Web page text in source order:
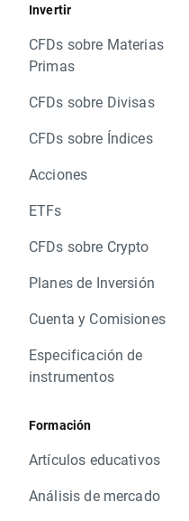
Invertir
CFDs sobre Materias
Primas
CFDs sobre Divisas
CFDs sobre Índices
Acciones
ETFs
CFDs sobre Crypto
Planes de Inversión
Cuenta y Comisiones
Especificación de
instrumentos
Formación
Artículos educativos
Análisis de mercado